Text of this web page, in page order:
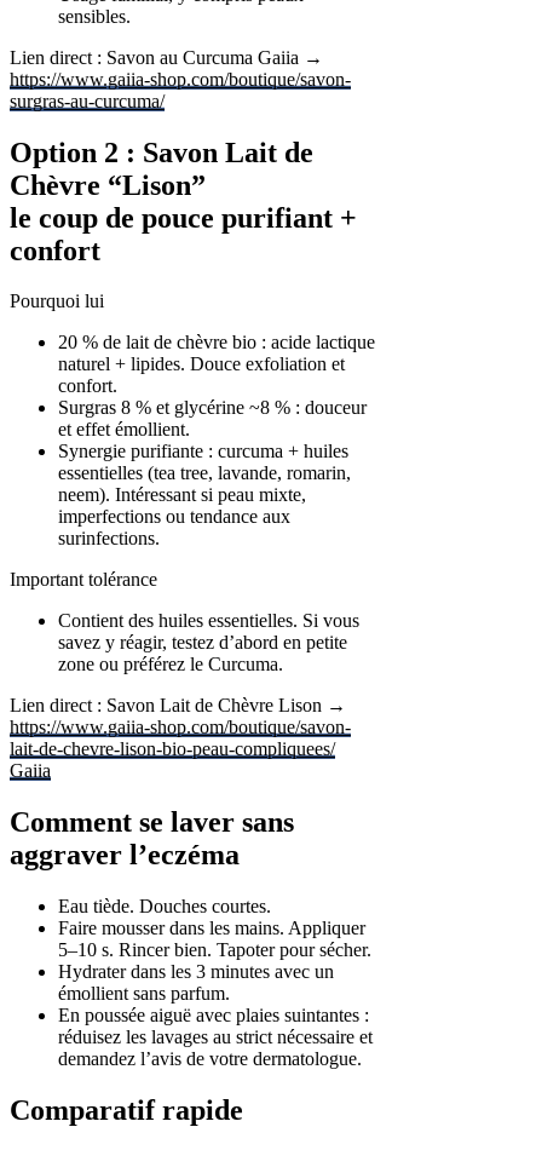
sensibles.
Lien direct : Savon au Curcuma Gaiia →
https://www.gaiia-shop.com/boutique/savon-
surgras-au-curcuma/
Option 2 : Savon Lait de
Chèvre “Lison”
le coup de pouce purifiant +
confort
Pourquoi lui
20 % de lait de chèvre bio : acide lactique
naturel + lipides. Douce exfoliation et
confort.
Surgras 8 % et glycérine ~8 % : douceur
et effet émollient.
Synergie purifiante : curcuma + huiles
essentielles (tea tree, lavande, romarin,
neem). Intéressant si peau mixte,
imperfections ou tendance aux
surinfections.
Important tolérance
Contient des huiles essentielles. Si vous
savez y réagir, testez d’abord en petite
zone ou préférez le Curcuma.
Lien direct : Savon Lait de Chèvre Lison →
https://www.gaiia-shop.com/boutique/savon-
lait-de-chevre-lison-bio-peau-compliquees/
Gaiia
Comment se laver sans
aggraver l’eczéma
Eau tiède. Douches courtes.
Faire mousser dans les mains. Appliquer
5–10 s. Rincer bien. Tapoter pour sécher.
Hydrater dans les 3 minutes avec un
émollient sans parfum.
En poussée aiguë avec plaies suintantes :
réduisez les lavages au strict nécessaire et
demandez l’avis de votre dermatologue.
Comparatif rapide